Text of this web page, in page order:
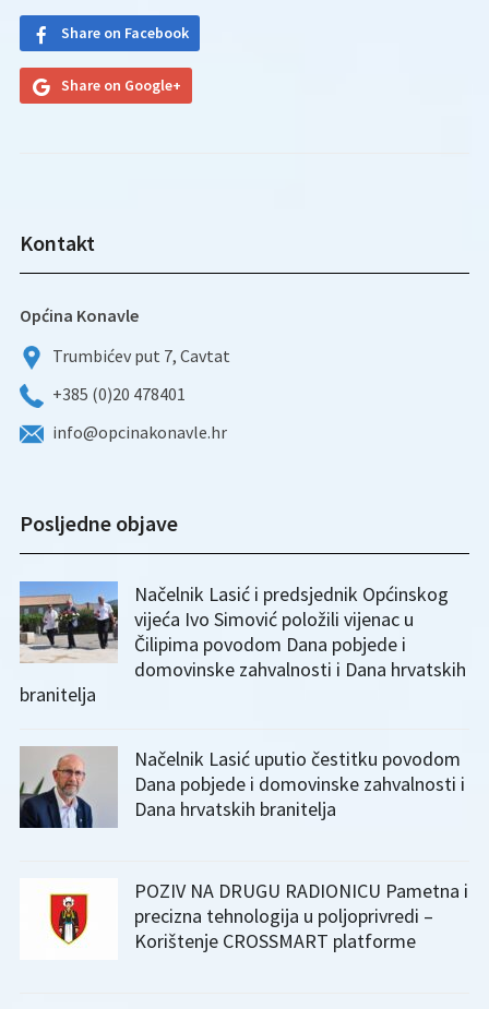
Share on Facebook
Share on Google+
Kontakt
Općina Konavle
Trumbićev put 7, Cavtat
+385 (0)20 478401
info@opcinakonavle.hr
Posljedne objave
Načelnik Lasić i predsjednik Općinskog
vijeća Ivo Simović položili vijenac u
Čilipima povodom Dana pobjede i
domovinske zahvalnosti i Dana hrvatskih
branitelja
Načelnik Lasić uputio čestitku povodom
Dana pobjede i domovinske zahvalnosti i
Dana hrvatskih branitelja
POZIV NA DRUGU RADIONICU Pametna i
precizna tehnologija u poljoprivredi –
Korištenje CROSSMART platforme